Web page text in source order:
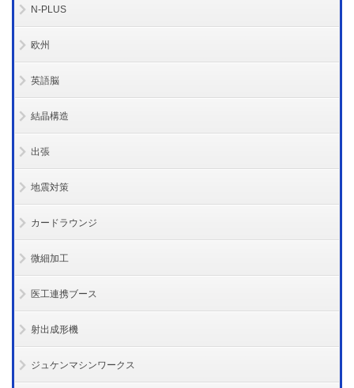
N-PLUS
欧州
英語脳
結晶構造
出張
地震対策
カードラウンジ
微細加工
医工連携ブース
射出成形機
ジュケンマシンワークス